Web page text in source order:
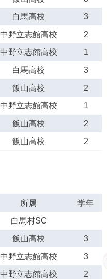
白馬高校 3
中野立志館高校 2
中野立志館高校 1
白馬高校 3
飯山高校 2
中野立志館高校 1
飯山高校 2
飯山高校 2
所属 学年
白馬村SC
飯山高校 3
中野立志館高校 3
中野立志館高校 2